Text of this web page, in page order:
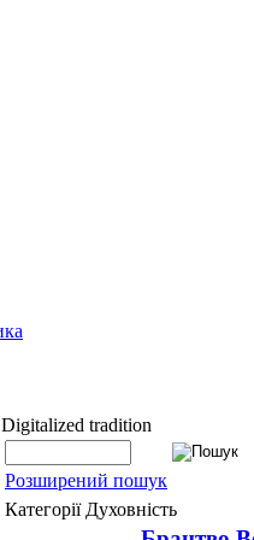
Digitalized tradition
Розширений пошук
Категорії Духовність